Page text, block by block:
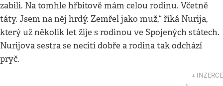
zabili. Na tomhle hřbitově mám celou rodinu. Včetně
táty. Jsem na něj hrdý. Zemřel jako muž,“ říká Nurija,
který už několik let žije s rodinou ve Spojených státech.
Nurijova sestra se necítí dobře a rodina tak odchází
pryč.
↓ INZERCE